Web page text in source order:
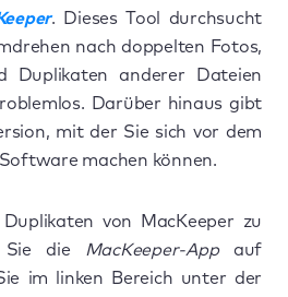
. Dieses Tool durchsucht
nach doppelten Fotos,
Duplikaten anderer Dateien
Darüber hinaus gibt
mit der Sie sich vor dem
machen können.
von MacKeeper zu
Sie die
MacKeeper-Appauf
im linken Bereich unter der